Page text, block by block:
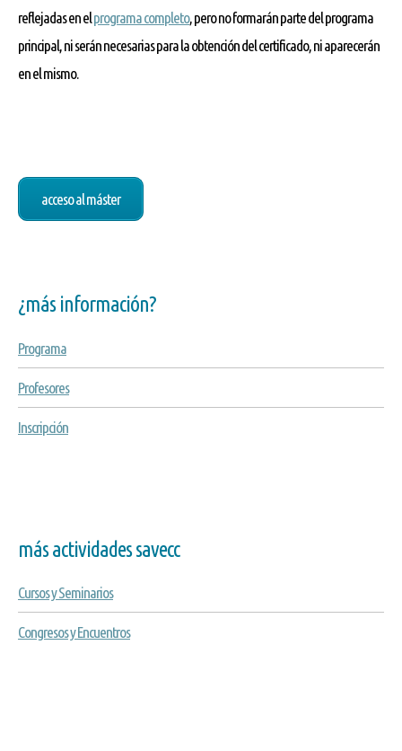
reflejadas en elprograma completo, pero no formarán parte del programa
principal, ni serán necesarias para la obtención del certificado, ni aparecerán
en el mismo.
acceso al máster
¿más información?
Programa
Profesores
Inscripción
más actividades savecc
Cursos y Seminarios
Congresos y Encuentros